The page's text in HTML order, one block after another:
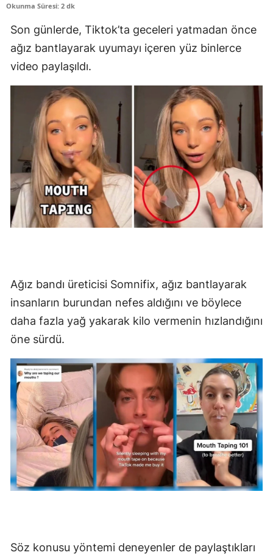
Erzurum
Gaziantep
Giresun
Gümüşhane
Hakkari
Hatay
Isparta
İzmir
Kars
Kayseri
Kırklareli
Kırşehir
Kocaeli
Konya
Manisa
Okunma Süresi: 2 dk
Son günlerde, Tiktok’ta geceleri yatmadan önce
ağız bantlayarak uyumayı içeren yüz binlerce
video paylaşıldı.
Ağız bandı üreticisi Somnifix, ağız bantlayarak
insanların burundan nefes aldığını ve böylece
daha fazla yağ yakarak kilo vermenin hızlandığını
öne sürdü.
Söz konusu yöntemi deneyenler de paylaştıkları